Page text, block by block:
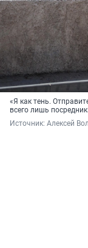
«Я как тень.
всего лишь
Источник: Алексей